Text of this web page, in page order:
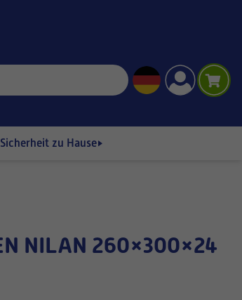
Sicherheit zu Hause